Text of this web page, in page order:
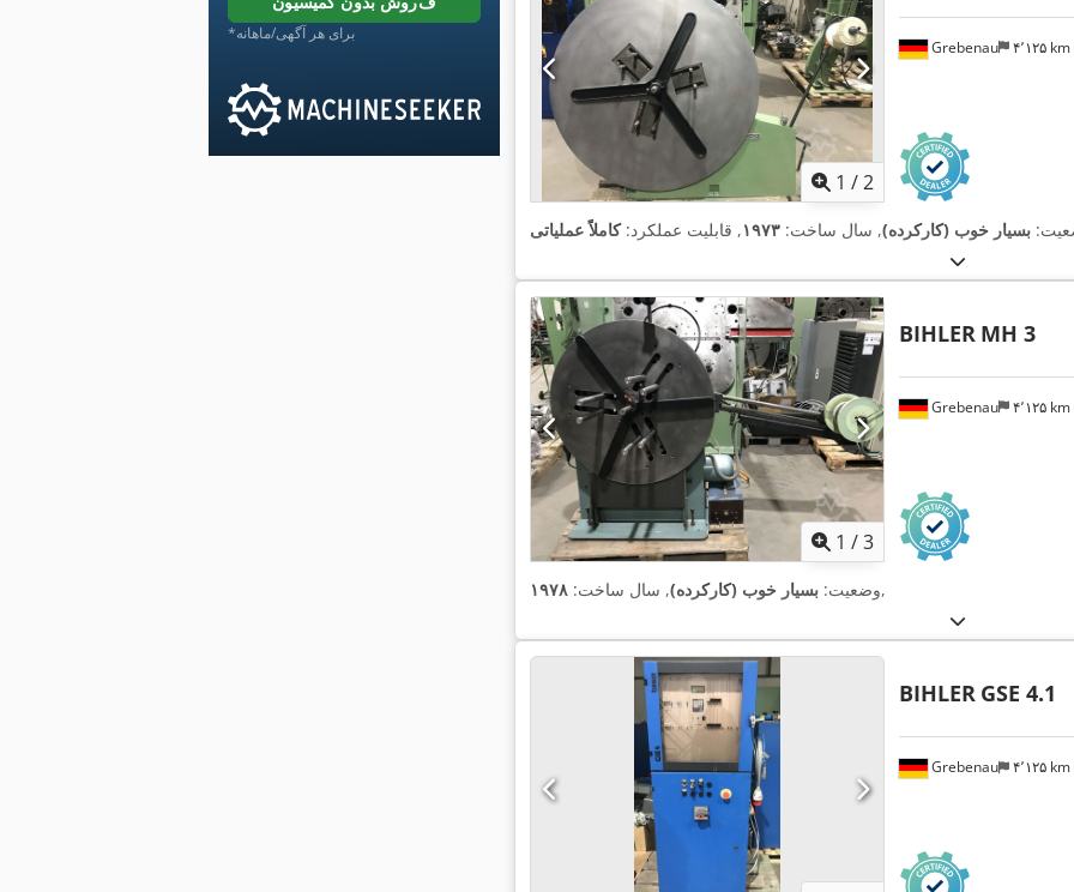
*برای هر آگهی/ماهانه
1 /2
Grebenau ۴٬۱۲۵ km
بسیار خوب (کارکرده), سال ساخت: ۱۹۷۳, قابلیت عملکرد:کاملاً عملیاتی
1 /3
Grebenau ۴٬۱۲۵ km
BIHLER MH 3
وضعیت: بسیار خوب (کارکرده), سال ساخت: ۱۹۷۸ ,
Grebenau ۴٬۱۲۵ km
BIHLER GSE 4.1